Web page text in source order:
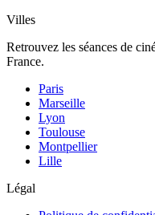
Villes
Retrouvez les séances de
France.
Paris
Marseille
Lyon
Toulouse
Montpellier
Lille
Légal